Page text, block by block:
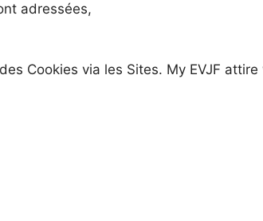
adressées,
Cookies via les Sites. My EVJF